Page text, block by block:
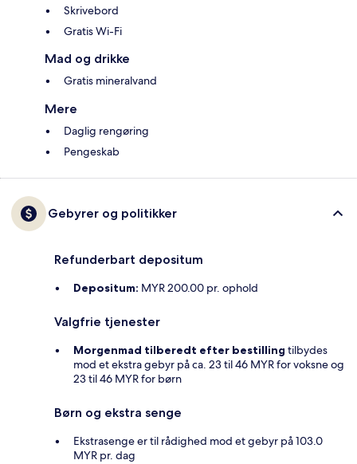
Skrivebord
Gratis Wi-Fi
Mad og drikke
Gratis mineralvand
Mere
Daglig rengøring
Pengeskab
Gebyrer og politikker
Refunderbart depositum
Depositum: MYR 200.00 pr. ophold
Valgfrie tjenester
Morgenmad tilberedt efter bestilling tilbydes
mod et ekstra gebyr på ca. 23 til 46 MYR for voksne og
23 til 46 MYR for børn
Børn og ekstra senge
Ekstrasenge er til rådighed mod et gebyr på 103.0
MYR pr. dag